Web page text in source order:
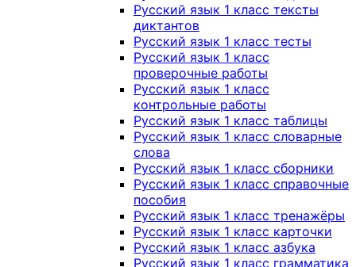
Русский язык 1 класс тексты
диктантов
Русский язык 1 класс тесты
Русский язык 1 класс
проверочные работы
Русский язык 1 класс
контрольные работы
Русский язык 1 класс таблицы
Русский язык 1 класс словарные
слова
Русский язык 1 класс сборники
Русский язык 1 класс справочные
пособия
Русский язык 1 класс тренажёры
Русский язык 1 класс карточки
Русский язык 1 класс азбука
Русский язык 1 класс грамматика